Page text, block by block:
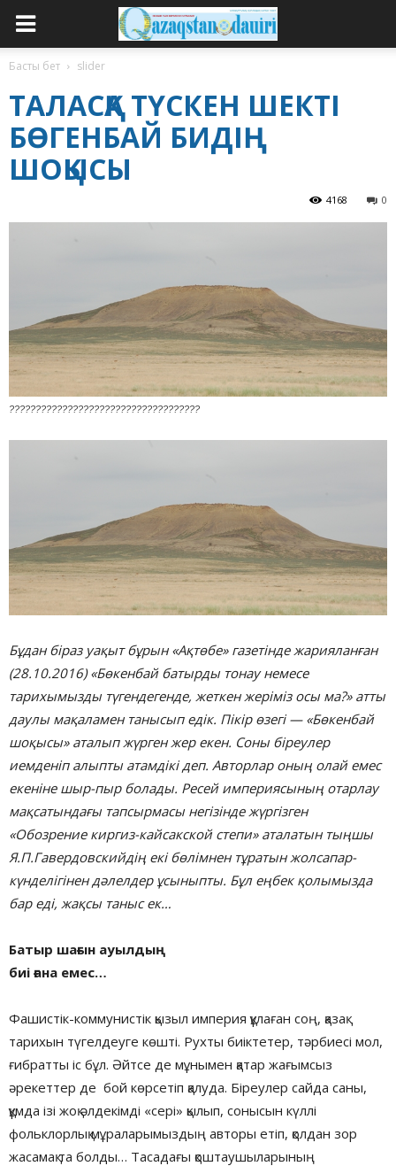
Басты бет slider
ТАЛАСҚА ТҮСКЕН ШЕКТІ
БӨГЕНБАЙ БИДІҢ
ШОҚЫСЫ
0
4168
????????????????????????????????????
Бұдан біраз уақыт бұрын «Ақтөбе» газетінде жарияланған
(28.10.2016) «Бөкенбай батырды тонау немесе
тарихымызды түгендегенде, жеткен жеріміз осы ма?» атты
даулы мақаламен танысып едік. Пікір өзегі — «Бөкенбай
шоқысы» аталып жүрген жер екен. Соны біреулер
иемденіп алыпты атамдікі деп. Авторлар оның олай емес
екеніне шыр-пыр болады. Ресей империясының отарлау
мақсатындағы тапсырмасы негізінде жүргізген
«Обозрение киргиз-кайсакской степи» аталатын тыңшы
Я.П.Гавердовскийдің екі бөлімнен тұратын жолсапар-
күнделігінен дәлелдер ұсыныпты. Бұл еңбек қолымызда
бар еді, жақсы таныс ек…
Батыр шағын ауылдың
биі ғана емес…
Фашистік-коммунистік қызыл империя құлаған соң, қазақ
тарихын түгелдеуге көшті. Рухты биіктетер, тәрбиесі мол,
ғибратты іс бұл. Әйтсе де мұнымен қатар жағымсыз
әрекеттер де бой көрсетіп қалуда. Біреулер сайда саны,
құмда ізі жоқ әлдекімді «сері» қылып, сонысын күллі
фольклорлық мұраларымыздың авторы етіп, қолдан зор
жасамақ та болды… Тасадағы қоштаушыларының